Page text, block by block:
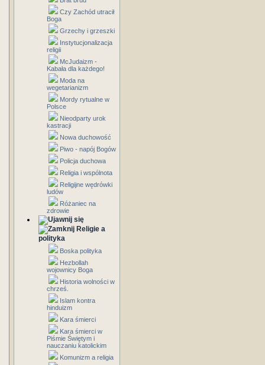
Czy Zachód utracił
Boga
Grzechy i grzeszki
Instytucjonalizacja
religii
McJudaizm -
Kabała dla każdego!
Moda na
wegetarianizm
Mordy rytualne w
Polsce
Nieodparty urok
kastracji
Nowa duchowość
Piwo - napój Bogów
Policja duchowa
Religia i wspólnota
Religijne wędrówki
ludów
Różaniec na
zdrowie
Religie a
polityka
Boska polityka
Hezbollah
wojownicy Boga
Historia wolności w
chrześ.
Islam kontra
hinduizm
Kara śmierci
Kara śmierci w
Piśmie Świętym i
nauczaniu katolickim
Komunizm a religia